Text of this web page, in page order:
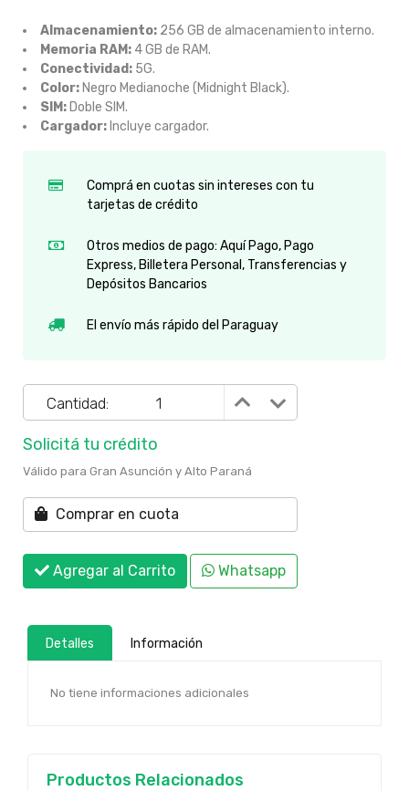
Almacenamiento: 256 GB de almacenamiento interno.
Memoria RAM: 4 GB de RAM.
Conectividad: 5G.
Color: Negro Medianoche (Midnight Black).
SIM: Doble SIM.
Cargador: Incluye cargador.
Comprá en cuotas sin intereses con tu
tarjetas de crédito
Otros medios de pago: Aquí Pago, Pago
Express, Billetera Personal, Transferencias y
Depósitos Bancarios
El envío más rápido del Paraguay
Cantidad:
Solicitá tu crédito
Válido para Gran Asunción y Alto Paraná
Comprar en cuota
Agregar al Carrito Whatsapp
Detalles Información
No tiene informaciones adicionales
Productos Relacionados